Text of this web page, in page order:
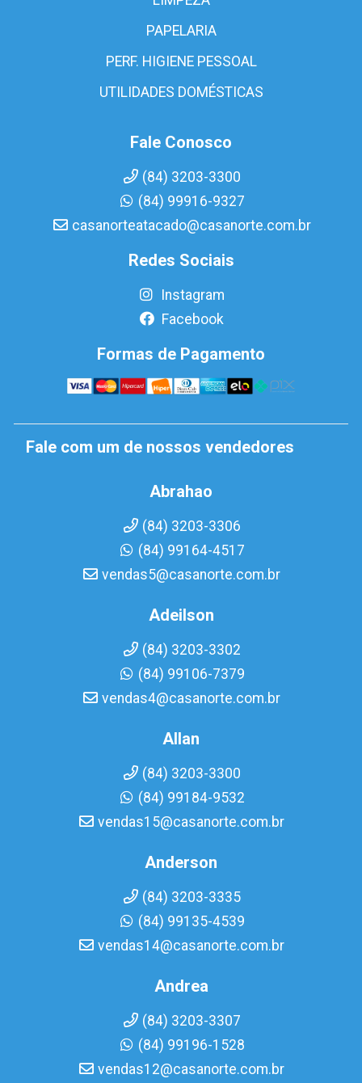
PAPELARIA
PERF. HIGIENE PESSOAL
UTILIDADES DOMÉSTICAS
Fale Conosco
(84) 3203-3300
(84) 99916-9327
casanorteatacado@casanorte.com.br
Redes Sociais
Instagram
Facebook
Formas de Pagamento
Fale com um de nossos vendedores
Abrahao
(84) 3203-3306
(84) 99164-4517
vendas5@casanorte.com.br
Adeilson
(84) 3203-3302
(84) 99106-7379
vendas4@casanorte.com.br
Allan
(84) 3203-3300
(84) 99184-9532
vendas15@casanorte.com.br
Anderson
(84) 3203-3335
(84) 99135-4539
vendas14@casanorte.com.br
Andrea
(84) 3203-3307
(84) 99196-1528
vendas12@casanorte.com.br